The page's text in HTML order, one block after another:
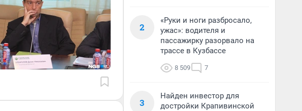
2
«Руки и ноги разбросало,
ужас»: водителя и
пассажирку разорвало на
трассе в Кузбассе
8 509 7
3
Найден инвестор для
достройки Крапивинской